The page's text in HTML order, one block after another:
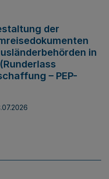
der
in
– PEP-